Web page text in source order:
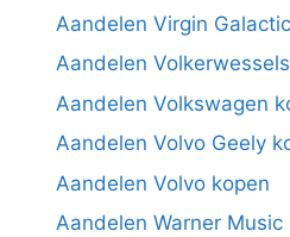
Aandelen Virgin
Aandelen
Aandelen Volkswagen
Aandelen Volvo Geely
Aandelen Volvo kopen
Aandelen Warner Music